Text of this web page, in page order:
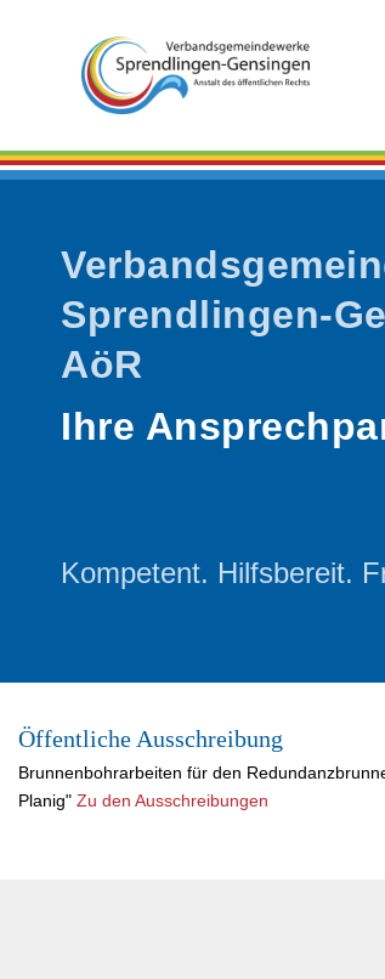
Sprendlingen-
AöR
Ihre
Kompetent. Hilfsbereit.
Öffentliche Ausschreibung
Brunnen­bohrarbeiten für den
Planig" Zu den Ausschreibungen